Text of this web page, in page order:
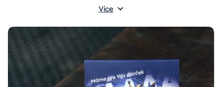
objaví až po chvíľke napätia počas stierania. Jedno je isté, u
Více